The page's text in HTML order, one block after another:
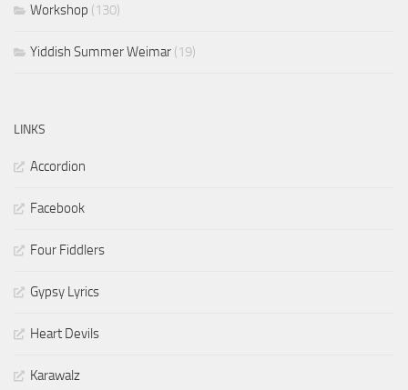
Workshop (130)
Yiddish Summer Weimar (19)
LINKS
Accordion
Facebook
Four Fiddlers
Gypsy Lyrics
Heart Devils
Karawalz